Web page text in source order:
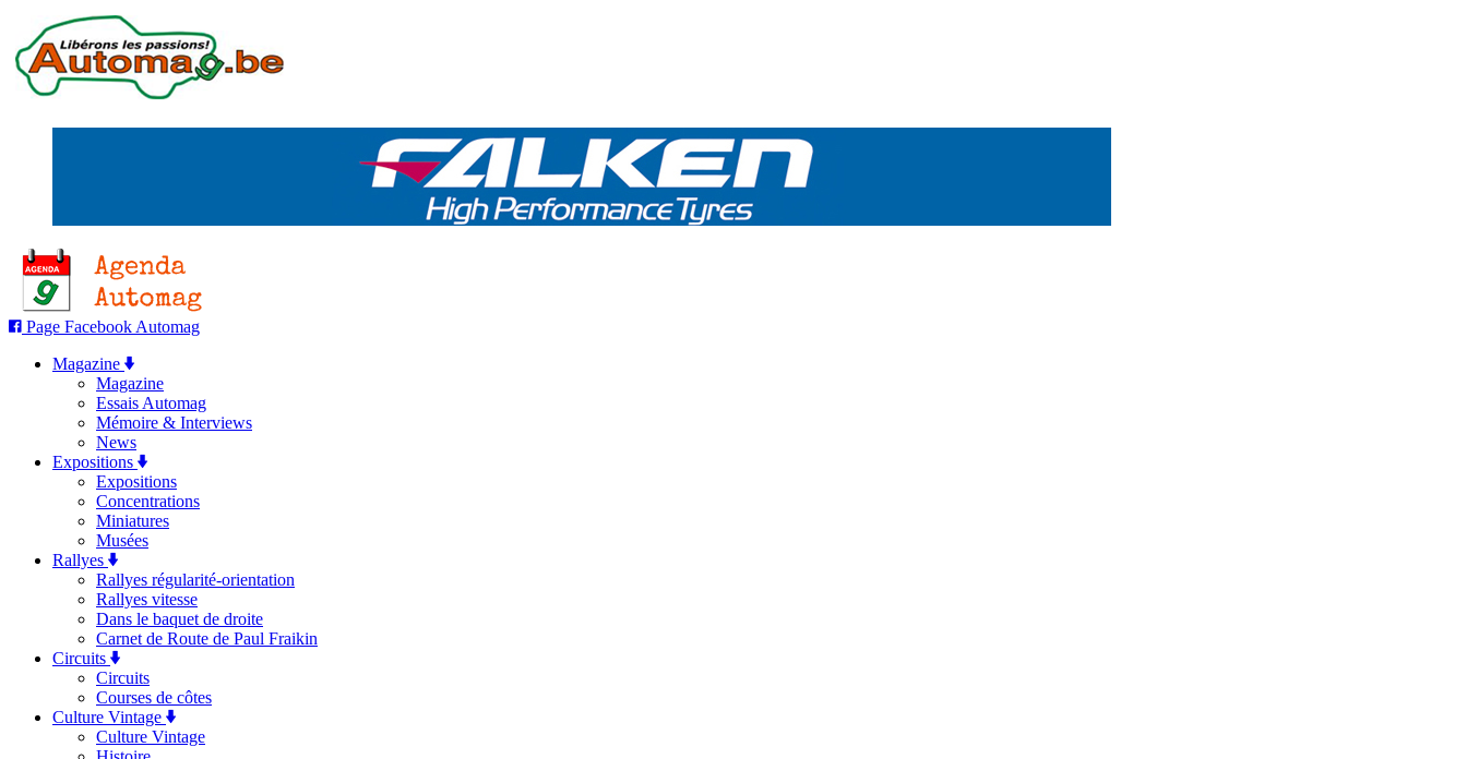
Page Facebook Automag
Magazine
Magazine
Essais Automag
Mémoire & Interviews
News
Expositions
Expositions
Concentrations
Miniatures
Musées
Rallyes
Rallyes régularité-orientation
Rallyes vitesse
Dans le baquet de droite
Carnet de Route de Paul Fraikin
Circuits
Circuits
Courses de côtes
Culture Vintage
Culture Vintage